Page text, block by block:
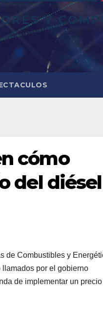
cómo
del diésel
de Combustibles y
por el gobierno
de implementar un precio